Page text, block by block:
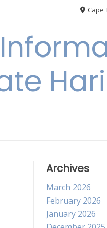
Cape
Archives
March 2026
February 2026
January 2026